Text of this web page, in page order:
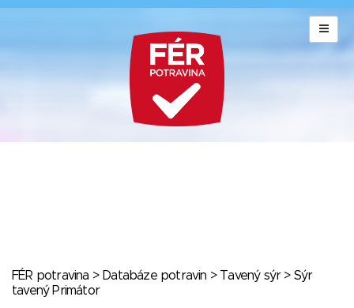
FÉR potravina > Databáze potravin > Tavený sýr> Sýr
tavený Primátor